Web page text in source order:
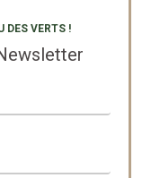
DES VERTS !